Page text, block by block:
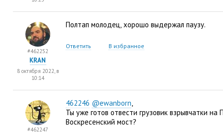
Полтап молодец, хорошо выдержал паузу.
Ответить В избранное
#462252
KRAN
8 октября 2022, в
10:14
462246 @ewanborn,
Ты уже готов отвести грузовик взрывчатки на
Воскресенский мост?
#462247